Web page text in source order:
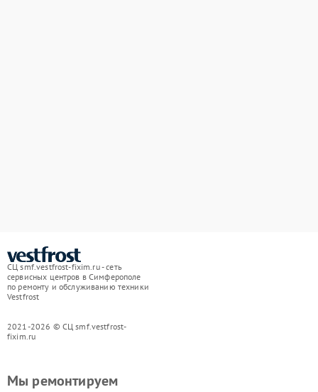
СЦ smf.vestfrost-fixim.ru - сеть
сервисных центров в Симферополе
по ремонту и обслуживанию техники
Vestfrost
2021-2026 © СЦ smf.vestfrost-
fixim.ru
Мы ремонтируем